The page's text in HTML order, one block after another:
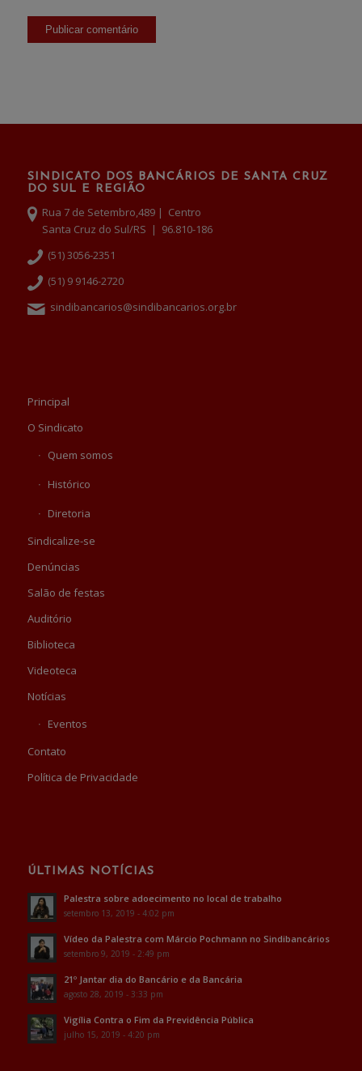
SINDICATO DOS BANCÁRIOS DE SANTA CRUZ
DO SUL E REGIÃO
Rua 7 de Setembro,489 | Centro
Santa Cruz do Sul/RS | 96.810-186
(51) 3056-2351
(51) 9 9146-2720
sindibancarios@sindibancarios.org.br
Principal
O Sindicato
Quem somos
Histórico
Diretoria
Sindicalize-se
Denúncias
Salão de festas
Auditório
Biblioteca
Videoteca
Notícias
Eventos
Contato
Política de Privacidade
ÚLTIMAS NOTÍCIAS
Palestra sobre adoecimento no local de trabalho
setembro 13, 2019 - 4:02 pm
Vídeo da Palestra com Márcio Pochmann no Sindibancários
setembro 9, 2019 - 2:49 pm
21º Jantar dia do Bancário e da Bancária
agosto 28, 2019 - 3:33 pm
Vigília Contra o Fim da Previdência Pública
julho 15, 2019 - 4:20 pm